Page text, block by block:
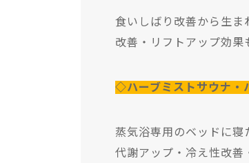
食いしばり改善から生ま
改善・リフトアップ効
◇ハーブミストサウナ・
蒸気浴専用のベッドに寝
代謝アップ・冷え性改善